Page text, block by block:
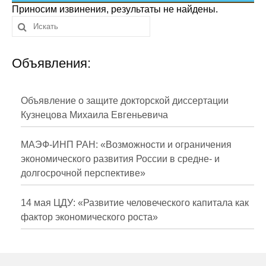
Сотрудники
Отчетность
Противодействие коррупции
Публикации
Научная жизнь
Издания
Проблемы прогнозирования
О журнале
Приносим извинения, результаты не найдены.
Объявления:
Объявление о защите докторской диссертации
Кузнецова Михаила Евгеньевича
МАЭФ-ИНП РАН: «Возможности и ограничения
экономического развития России в средне- и
долгосрочной перспективе»
14 мая ЦДУ: «Развитие человеческого капитала как
фактор экономического роста»